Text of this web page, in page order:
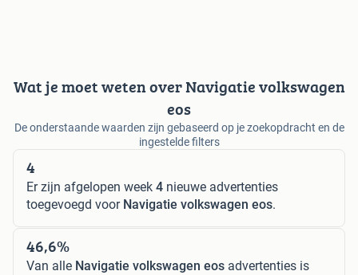
Wat je moet weten over Navigatie volkswagen
eos
De onderstaande waarden zijn gebaseerd op je zoekopdracht en de
ingestelde filters
4
Er zijn afgelopen week 4 nieuwe advertenties
toegevoegd voor Navigatie volkswagen eos.
46,6%
Van alle Navigatie volkswagen eos advertenties is